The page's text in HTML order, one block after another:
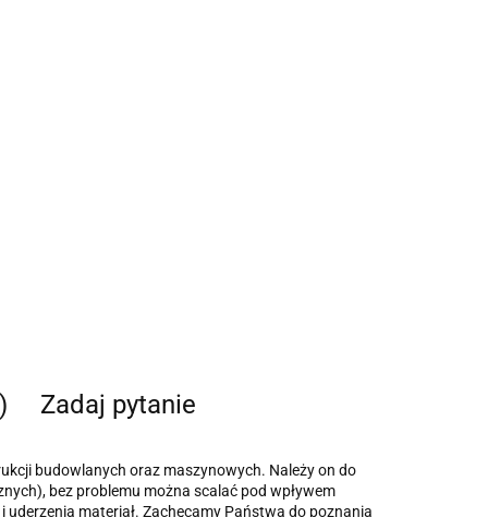
Zadaj pytanie
budowlanych oraz maszynowych. Należy on do
bez problemu można scalać pod wpływem
materiał. Zachęcamy Państwa do poznania